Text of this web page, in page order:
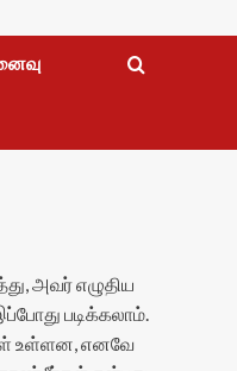
அவர் எழுதிய
படிக்கலாம்.
உள்ளன, எனவே